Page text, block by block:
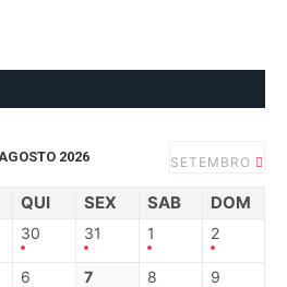
AGOSTO 2026 SETEMBRO
QUI SEX SAB DOM
30 31 1 2
6 7 8 9